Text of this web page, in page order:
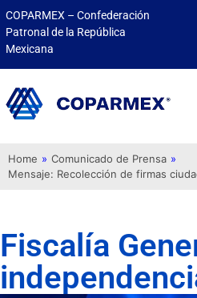
COPARMEX – Confederación
Patronal de la República
Mexicana
Home » Comunicado de Prensa »
Mensaje: Recolección de firmas
Fiscalía